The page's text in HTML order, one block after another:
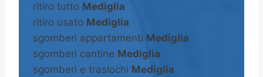
ritiro tutto Mediglia
ritiro usato Mediglia
sgomberi appartamenti Mediglia
sgomberi cantine Mediglia
sgomberi e traslochi Mediglia